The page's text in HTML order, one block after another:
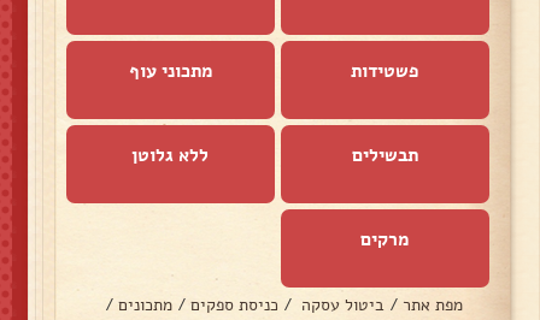
פשטידות מתכוני עוף
תבשילים ללא גלוטן
מרקים
מפת אתר / ביטול עסקה / כניסת ספקים / מתכונים /